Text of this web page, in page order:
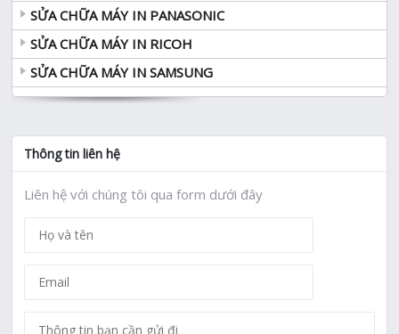
SỬA CHỮA MÁY IN PANASONIC
SỬA CHỮA MÁY IN RICOH
SỬA CHỮA MÁY IN SAMSUNG
Thông tin liên hệ
Liên hệ với chúng tôi qua form dưới đây